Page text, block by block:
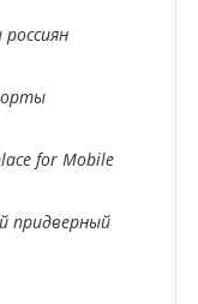
for Mobile
придверный